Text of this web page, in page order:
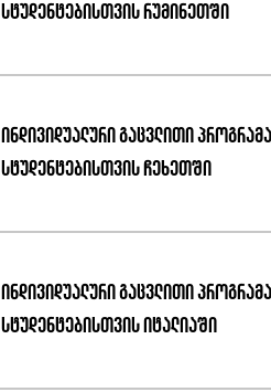
სტუდენტებისთვის რუმინეთში
ინდივიდუალური გაცვლითი
სტუდენტებისთვის ჩეხეთში
ინდივიდუალური გაცვლითი
სტუდენტებისთვის იტალიაში